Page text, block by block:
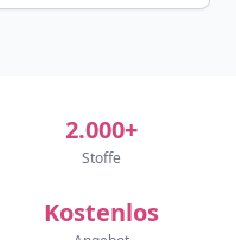
2.000+
Stoffe
Kostenlos